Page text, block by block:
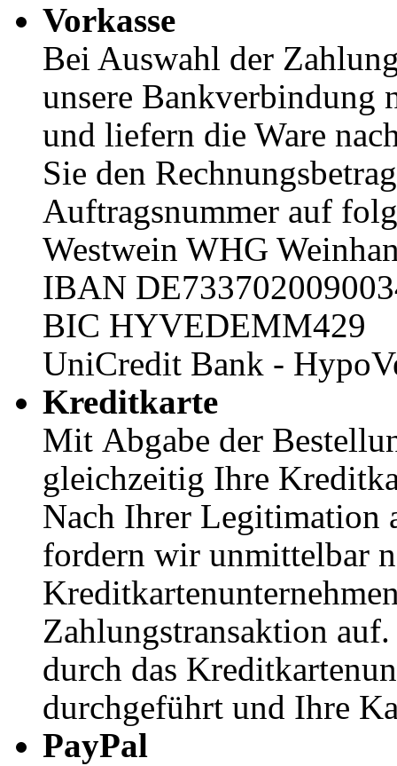
Vorkasse
Bei Auswahl der
unsere Bankverbindung
und liefern die Ware
Sie den
Auftragsnummer auf
Westwein WHG
IBAN
BIC HYVEDEMM429
UniCredit Bank -
Kreditkarte
Mit Abgabe der
gleichzeitig Ihre
Nach Ihrer Legitimation
fordern wir unmittelbar
Zahlungstransaktion
durch das
durchgeführt und Ihre
PayPal